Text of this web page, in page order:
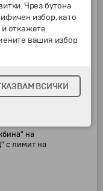
на Виена
на Залцбург
екскурзовод
входна такса;
на
с лимит на
Чрез бутона
избор, като
и откажете
вашия избор
ВСИЧКИ